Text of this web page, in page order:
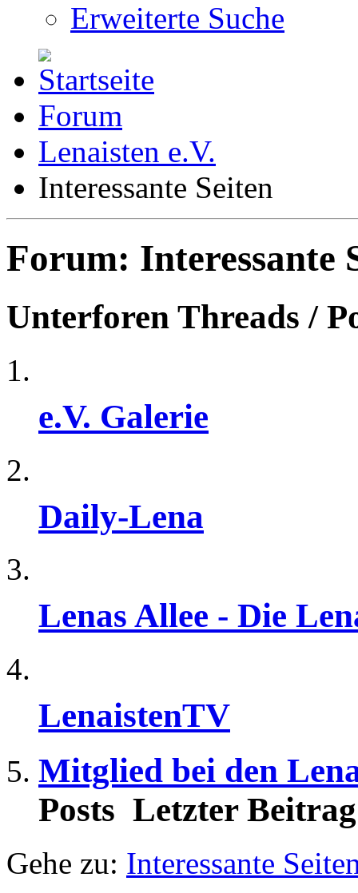
Erweiterte Suche
Forum
Lenaisten e.V.
Interessante Seiten
Forum: Interessante
Unterforen Threads /
e.V. Galerie
Daily-Lena
Lenas Allee - Die
LenaistenTV
Mitglied bei den
Posts Letzter Beitrag
Gehe zu: Interessante